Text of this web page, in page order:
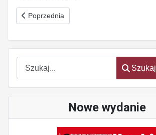
Szukaj
Szukaj
Nowe wydanie
Poprzednia strona: Obrazy muzyki
Poprzednia